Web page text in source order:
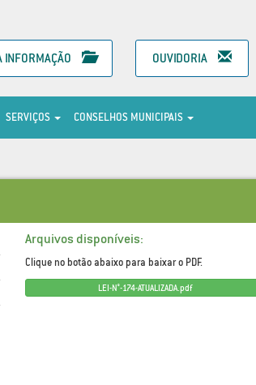
INFORMAÇÃO OUVIDORIA
SERVIÇOS CONSELHOS MUNICIPAIS
Arquivos disponíveis:
Clique no botão abaixo para baixar o PDF.
LEI-N°-174-ATUALIZADA.pdf